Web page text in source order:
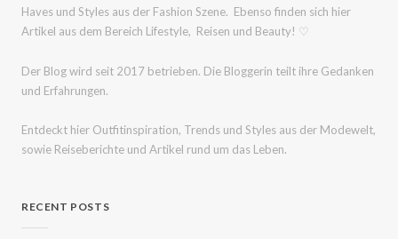
Haves und Styles aus der Fashion Szene. Ebenso finden sich hier
Artikel aus dem Bereich Lifestyle, Reisen und Beauty! ♡
Der Blog wird seit 2017 betrieben. Die Bloggerin teilt ihre Gedanken
und Erfahrungen.
Entdeckt hier Outfitinspiration, Trends und Styles aus der Modewelt,
sowie Reiseberichte und Artikel rund um das Leben.
RECENT POSTS